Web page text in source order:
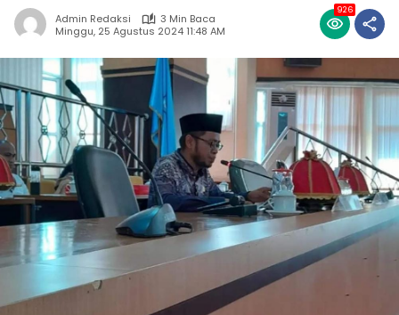
Admin Redaksi
3 Min Baca
Minggu, 25 Agustus 2024 11:48 AM
926